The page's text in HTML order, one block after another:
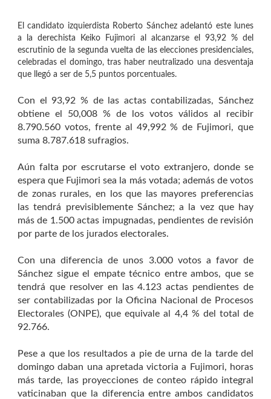
El candidato izquierdista Roberto Sánchez adelantó este lunes
a la derechista Keiko Fujimori al alcanzarse el 93,92 % del
escrutinio de la segunda vuelta de las elecciones presidenciales,
celebradas el domingo, tras haber neutralizado una desventaja
que llegó a ser de 5,5 puntos porcentuales.
Con el 93,92 % de las actas contabilizadas, Sánchez
obtiene el 50,008 % de los votos válidos al recibir
8.790.560 votos, frente al 49,992 % de Fujimori, que
suma 8.787.618 sufragios.
Aún falta por escrutarse el voto extranjero, donde se
espera que Fujimori sea la más votada; además de votos
de zonas rurales, en los que las mayores preferencias
las tendrá previsiblemente Sánchez; a la vez que hay
más de 1.500 actas impugnadas, pendientes de revisión
por parte de los jurados electorales.
Con una diferencia de unos 3.000 votos a favor de
Sánchez sigue el empate técnico entre ambos, que se
tendrá que resolver en las 4.123 actas pendientes de
ser contabilizadas por la Oficina Nacional de Procesos
Electorales (ONPE), que equivale al 4,4 % del total de
92.766.
Pese a que los resultados a pie de urna de la tarde del
domingo daban una apretada victoria a Fujimori, horas
más tarde, las proyecciones de conteo rápido integral
vaticinaban que la diferencia entre ambos candidatos